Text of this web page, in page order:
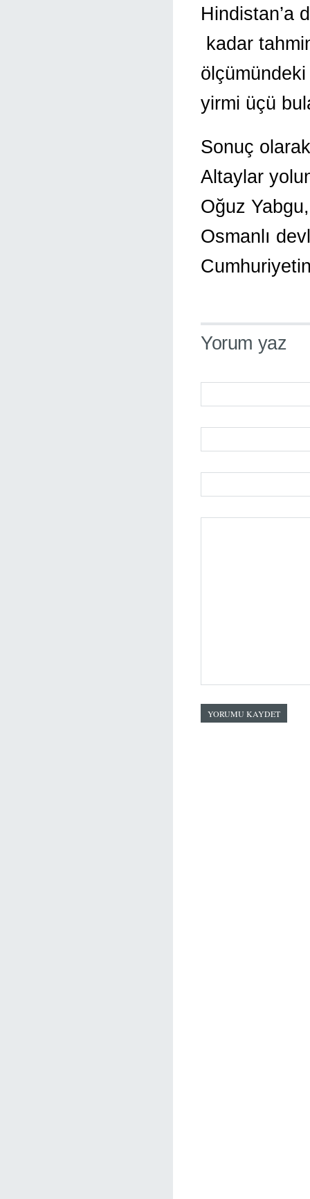
Hindistan’a
kadar
ölçümündeki
yirmi üçü
Sonuç
Altaylar
Oğuz
Osmanlı
Yorum yaz